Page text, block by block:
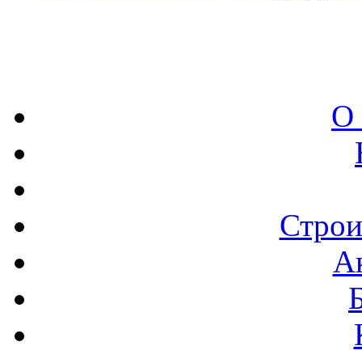
О